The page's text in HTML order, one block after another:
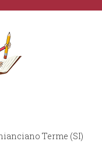
Terme (SI)